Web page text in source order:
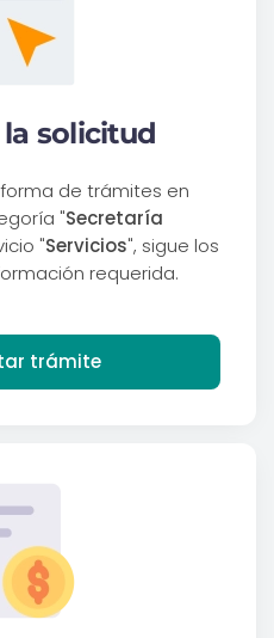
la solicitud
de trámites en
"Secretaría
"Servicios", sigue los
requerida.
trámite